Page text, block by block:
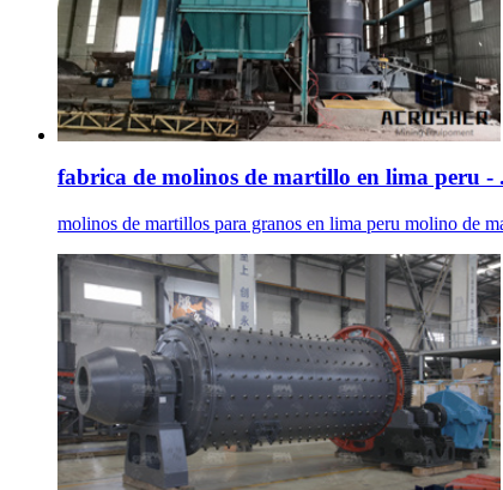
fabrica de molinos de martillo en lima peru - .
molinos de martillos para granos en lima peru molino de